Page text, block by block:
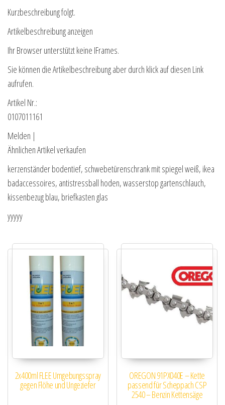
Kurzbeschreibung folgt.
Artikelbeschreibung anzeigen
Ihr Browser unterstützt keine IFrames.
Sie können die Artikelbeschreibung aber durch klick auf diesen Link
aufrufen.
Artikel Nr.:
0107011161
Melden |
Ähnlichen Artikel verkaufen
kerzenständer bodentief, schwebetürenschrank mit spiegel weiß, ikea
badaccessoires, antistressball hoden, wasserstop gartenschlauch,
kissenbezug blau, briefkasten glas
yyyyy
2x400ml FLEE Umgebungsspray
gegen Flöhe und Ungeziefer
OREGON 91PX040E – Kette
passend für Scheppach CSP
2540 – Benzin Kettensäge